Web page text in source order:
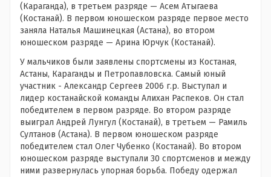
(Караганда), в третьем разряде — Асем Атыгаева
(Костанай). В первом юношеском разряде первое место
заняла Наталья Машинецкая (Астана), во втором
юношеском разряде — Арина Юрчук (Костанай).
У мальчиков были заявлены спортсмены из Костаная,
Астаны, Караганды и Петропавловска. Самый юный
участник - Александр Сергеев 2006 г.р. Выступал и
лидер костанайской команды Алихан Распеков. Он стал
победителем в первом разряде. Во втором разряде
выиграл Андрей Лунгул (Костанай), в третьем — Рамиль
Султанов (Астана). В первом юношеском разряде
победителем стал Олег Чубенко (Костанай). Во втором
юношеском разряде выступали 30 спортсменов и между
ними развернулась упорная борьба. Победу одержал